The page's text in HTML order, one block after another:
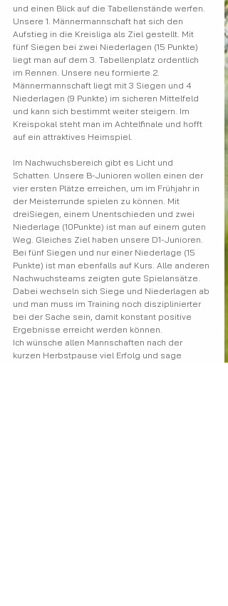
und einen Blick auf die Tabellenstände werfen.
Unsere 1. Männermannschaft hat sich den
Aufstieg in die Kreisliga als Ziel gestellt. Mit
fünf Siegen bei zwei Niederlagen (15 Punkte)
liegt man auf dem 3. Tabellenplatz ordentlich
im Rennen. Unsere neu formierte 2.
Männermannschaft liegt mit 3 Siegen und 4
Niederlagen (9 Punkte) im sicheren Mittelfeld
und kann sich bestimmt weiter steigern. Im
Kreispokal steht man im Achtelfinale und hofft
auf ein attraktives Heimspiel.
Im Nachwuchsbereich gibt es Licht und
Schatten. Unsere B-Junioren wollen einen der
vier ersten Plätze erreichen, um im Frühjahr in
der Meisterrunde spielen zu können. Mit
dreiSiegen, einem Unentschieden und zwei
Niederlage (10Punkte) ist man auf einem guten
Weg. Gleiches Ziel haben unsere D1-Junioren.
Bei fünf Siegen und nur einer Niederlage (15
Punkte) ist man ebenfalls auf Kurs. Alle anderen
Nachwuchsteams zeigten gute Spielansätze.
Dabei wechseln sich Siege und Niederlagen ab
und man muss im Training noch disziplinierter
bei der Sache sein, damit konstant positive
Ergebnisse erreicht werden können.
Ich wünsche allen Mannschaften nach der
kurzen Herbstpause viel Erfolg und sage